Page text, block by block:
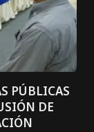
PÚBLICAS
DE